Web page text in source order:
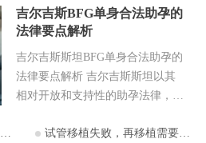
吉尔吉斯BFG单身合法助孕的
法律要点解析
吉尔吉斯斯坦BFG单身合法助孕的
法律要点解析 吉尔吉斯斯坦以其
相对开放和支持性的助孕法律，成
地。特别是对于希望通过助孕实现
试管移植失败，再移植需要注意哪些？